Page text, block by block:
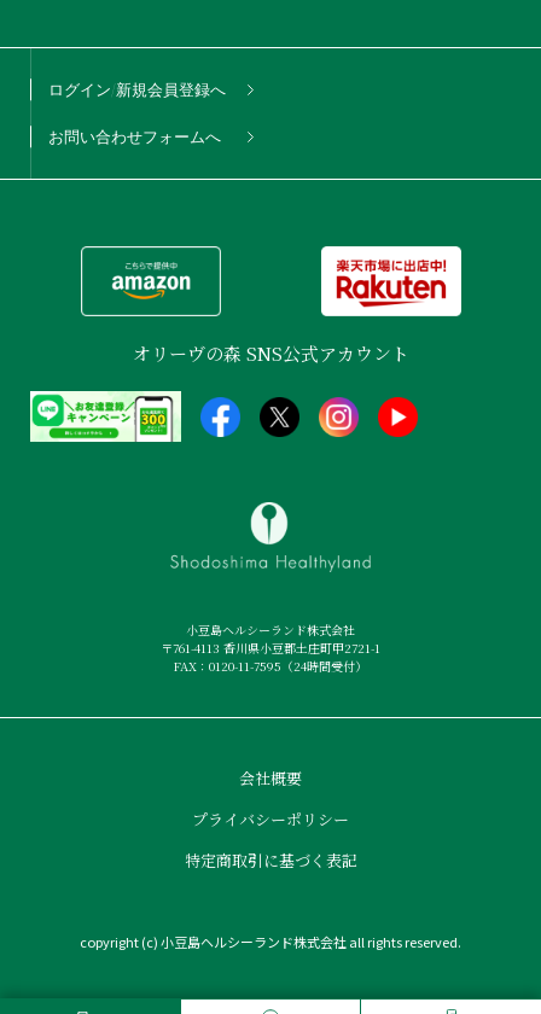
ログイン/新規会員登録へ
お問い合わせフォームへ
オリーヴの森 SNS公式アカウント
小豆島ヘルシーランド株式会社
〒761-4113 香川県小豆郡土庄町甲2721-1
FAX：0120-11-7595（24時間受付）
会社概要
プライバシーポリシー
特定商取引に基づく表記
copyright (c) 小豆島ヘルシーランド株式会社 all rights reserved.